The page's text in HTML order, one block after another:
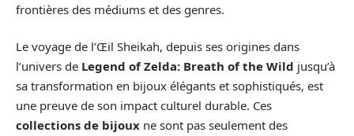
frontières des médiums et des genres.
Le voyage de l’Œil Sheikah, depuis ses origines dans
l’univers de Legend of Zelda: Breath of the Wild jusqu’à
sa transformation en bijoux élégants et sophistiqués, est
une preuve de son impact culturel durable. Ces
collections de bijoux ne sont pas seulement des